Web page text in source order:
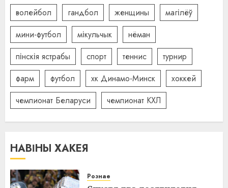
волейбол
гандбол женщины
магілёў
мини-футбол
мікульчык
нёман
пінскія ястрабы
спорт теннис
турнир
фарм
футбол хк Динамо-Минск
хоккей
чемпионат Беларуси
чемпионат КХЛ
НАВІНЫ ХАКЕЯ
Рознае